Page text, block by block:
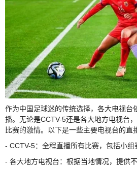
作为中国足球迷的传统选择，各大电视台
播。无论是CCTV-5还是各大地方电视台
比赛的激情。以下是一些主要电视台的直
- CCTV-5：全程直播所有比赛，包括小组
- 各大地方电视台：根据当地情况，提供